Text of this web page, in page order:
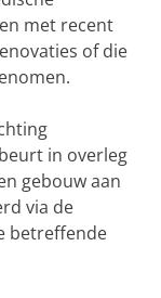
met recent
of die
in overleg
gebouw aan
via de
betreffende